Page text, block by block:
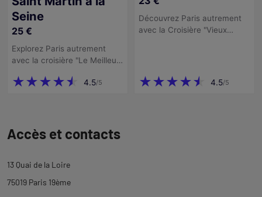
ticketing
Accès et contacts
13 Quai de la Loire
75019 Paris 19ème